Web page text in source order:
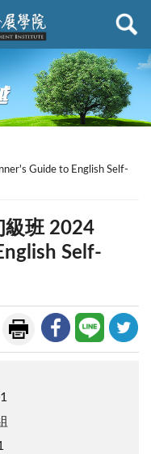
Guide to English Self-
級班 2024
Self-